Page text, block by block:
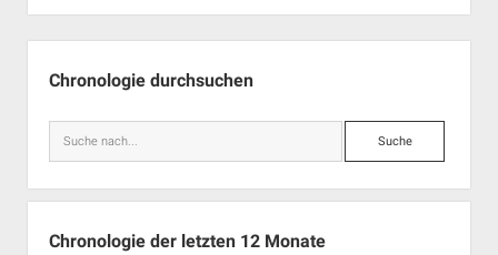
Chronologie durchsuchen
Suche
Chronologie der letzten 12 Monate